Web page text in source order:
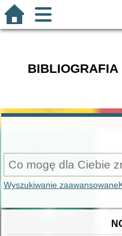
BIBLIOGRAFIA
Wyszukiwanie zaawansowane